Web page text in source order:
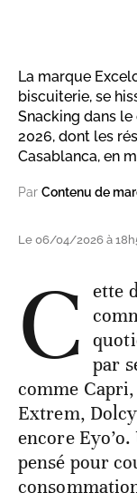
La marque
biscuiterie, se
Snacking dans
2026, dont les
Casablanca, en
Par Contenu de
Le 06/04/2026 à
C ette
par
comme
Extrem,
encore
pensé pour